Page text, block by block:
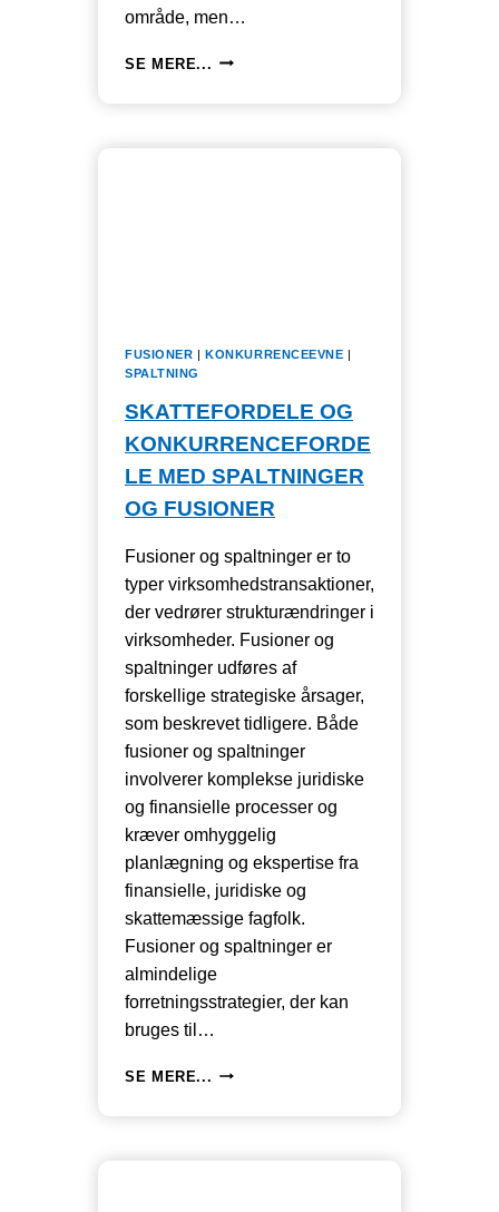
område, men…
SE MERE... SKATTESTYRELSEN
FUSIONER |KONKURRENCEEVNE |
SPALTNING
SKATTEFORDELE OG
KONKURRENCEFORDE
LE MED SPALTNINGER
OG FUSIONER
Fusioner og spaltninger er to
typer virksomhedstransaktioner,
der vedrører strukturændringer i
virksomheder. Fusioner og
spaltninger udføres af
forskellige strategiske årsager,
som beskrevet tidligere. Både
fusioner og spaltninger
involverer komplekse juridiske
og finansielle processer og
kræver omhyggelig
planlægning og ekspertise fra
finansielle, juridiske og
skattemæssige fagfolk.
Fusioner og spaltninger er
almindelige
forretningsstrategier, der kan
bruges til…
SE MERE... SKATTEFORDELE